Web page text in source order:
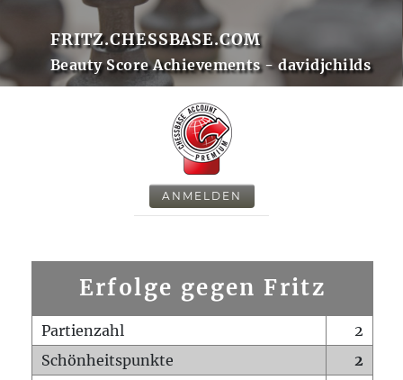
FRITZ.CHESSBASE.COM
Beauty Score Achievements - davidjchilds
ANMELDEN
Erfolge gegen Fritz
Partienzahl
2
Schönheitspunkte
2